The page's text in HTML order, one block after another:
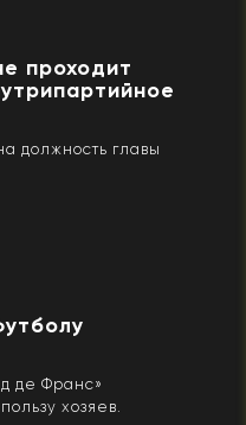
проходит
должность главы
де Франс»
хозяев.